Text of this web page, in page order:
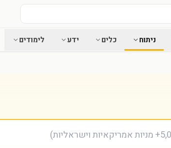
ניתוח כלים ידע לימודים